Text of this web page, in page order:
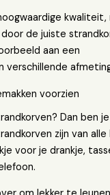
kwaliteit,
door de juiste
aan een
verschillende
voorzien
Dan ben
zijn van alle
voor je drankje,